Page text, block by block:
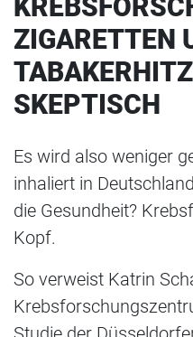
ZIGARETTEN
SKEPTISCH
Es wird also weniger
inhaliert in
die Gesundheit?
Kopf.
So verweist Katrin